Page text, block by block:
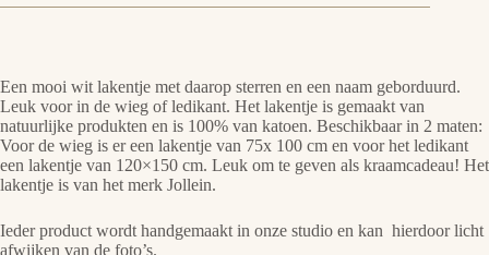
Een mooi wit lakentje met daarop sterren en een naam geborduurd.
Leuk voor in de wieg of ledikant. Het lakentje is gemaakt van
natuurlijke produkten en is 100% van katoen. Beschikbaar in 2 maten:
Voor de wieg is er een lakentje van 75x 100 cm en voor het ledikant
een lakentje van 120×150 cm. Leuk om te geven als kraamcadeau! Het
lakentje is van het merk Jollein.
Ieder product wordt handgemaakt in onze studio en kan hierdoor licht
afwijken van de foto’s.